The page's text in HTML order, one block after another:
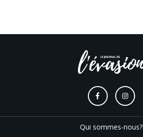
Qui sommes-nous?